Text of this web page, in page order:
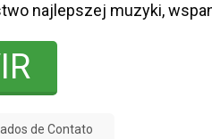
najlepszej muzyki,
de Contato